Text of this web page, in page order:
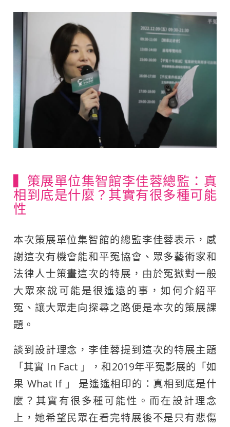
▍策展單位集智館李佳蓉總監：真
相到底是什麼？其實有很多種可能
性
本次策展單位集智館的總監李佳蓉表示，感
謝這次有機會能和平冤協會、眾多藝術家和
法律人士策畫這次的特展，由於冤獄對一般
大眾來說可能是很遙遠的事，如何介紹平
冤、讓大眾走向探尋之路便是本次的策展課
題。
談到設計理念，李佳蓉提到這次的特展主題
「其實 In Fact 」，和2019年平冤影展的「如
果 What If 」 是遙遙相印的：真相到底是什
麼？其實有很多種可能性。而在設計理念
上，她希望民眾在看完特展後不是只有悲傷